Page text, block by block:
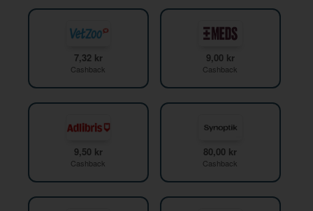
7,32 kr
Cashback
9,00 kr
Cashback
9,50 kr
Cashback
80,00 kr
Cashback